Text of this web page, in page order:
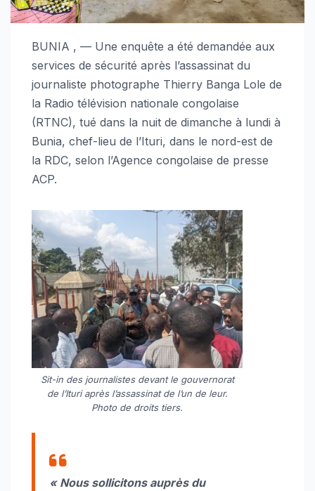
BUNIA , — Une enquête a été demandée aux
services de sécurité après l’assassinat du
journaliste photographe Thierry Banga Lole de
la Radio télévision nationale congolaise
(RTNC), tué dans la nuit de dimanche à lundi à
Bunia, chef-lieu de l’Ituri, dans le nord-est de
la RDC, selon l’Agence congolaise de presse
ACP.
Sit-in des journalistes devant le gouvernorat
de l’Ituri après l’assassinat de l’un de leur.
Photo de droits tiers.
« Nous sollicitons auprès du